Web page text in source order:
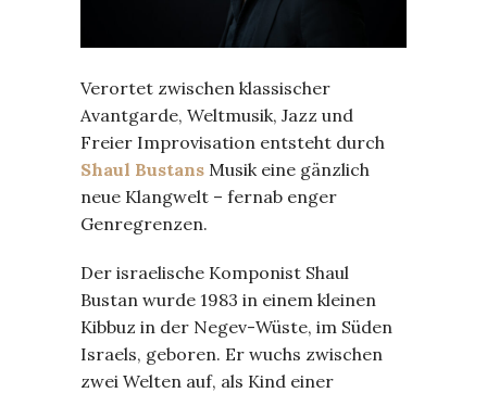
Verortet zwischen klassischer
Avantgarde, Weltmusik, Jazz und
Freier Improvisation entsteht durch
Shaul Bustans Musik eine gänzlich
neue Klangwelt – fernab enger
Genregrenzen.
Der israelische Komponist Shaul
Bustan wurde 1983 in einem kleinen
Kibbuz in der Negev-Wüste, im Süden
Israels, geboren. Er wuchs zwischen
zwei Welten auf, als Kind einer